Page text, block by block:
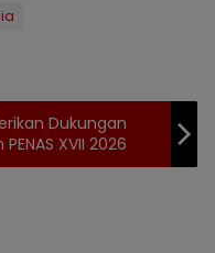
Dukungan
XVII 2026